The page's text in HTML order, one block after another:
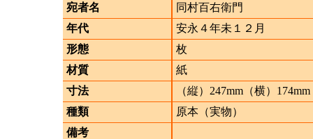
宛者名
同村百右衛門
年代
安永４年未１２月
形態
枚
材質
紙
寸法
（縦）247mm（横）174mm
種類
原本（実物）
備考